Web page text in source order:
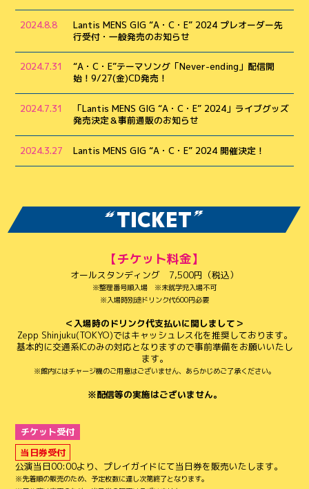
2024.8.8
Lantis MENS GIG “A・C・E” 2024 プレオーダー先
行受付・一般発売のお知らせ
2024.7.31
“A・C・E”テーマソング「Never-ending」配信開
始！9/27(金)CD発売！
2024.7.31
「Lantis MENS GIG “A・C・E” 2024」ライブグッズ
発売決定＆事前通販のお知らせ
2024.3.27 Lantis MENS GIG “A・C・E” 2024 開催決定！
TICKET
【チケット料金】
オールスタンディング 7,500円（税込）
※整理番号順入場 ※未就学児入場不可
※入場時別途ドリンク代600円必要
＜入場時のドリンク代支払いに関しまして＞
Zepp Shinjuku(TOKYO)ではキャッシュレス化を推奨しております。
基本的に交通系ICのみの対応となりますので事前準備をお願いいたし
ます。
※館内にはチャージ機のご用意はございません、あらかじめご了承ください。
※配信等の実施はございません。
チケット受付
当日券受付
公演当日00:00より、プレイガイドにて当日券を販売いたします。
※先着順の販売のため、予定枚数に達し次第終了となります。